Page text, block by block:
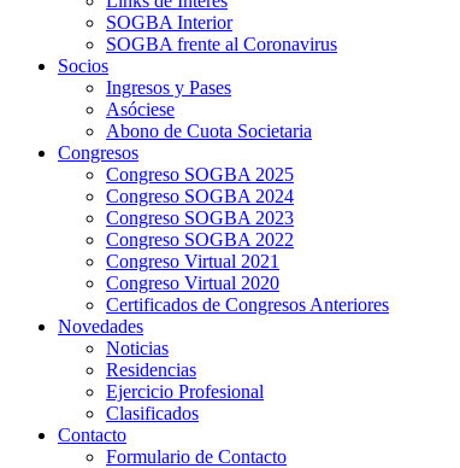
SOGBA Interior
SOGBA frente al Coronavirus
Socios
Ingresos y Pases
Asóciese
Abono de Cuota Societaria
Congresos
Congreso SOGBA 2025
Congreso SOGBA 2024
Congreso SOGBA 2023
Congreso SOGBA 2022
Congreso Virtual 2021
Congreso Virtual 2020
Certificados de Congresos Anteriores
Novedades
Noticias
Residencias
Ejercicio Profesional
Clasificados
Contacto
Formulario de Contacto